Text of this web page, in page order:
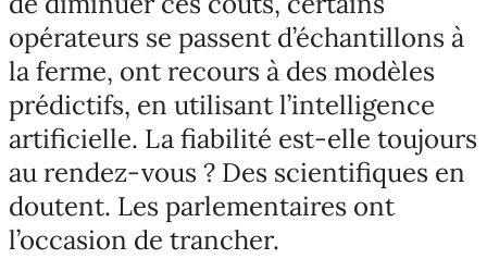
opérateurs se passent d’échantillons à
la ferme, ont recours à des modèles
prédictifs, en utilisant l’intelligence
artificielle. La fiabilité est-elle toujours
au rendez-vous ? Des scientifiques en
doutent. Les parlementaires ont
l’occasion de trancher.